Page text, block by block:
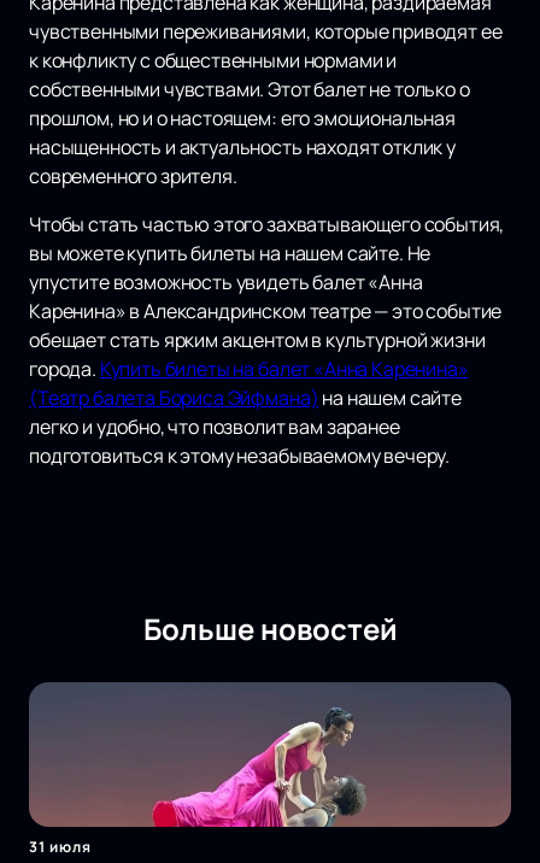
чувственными переживаниями, которые приводят ее
к конфликту с общественными нормами и
собственными чувствами. Этот балет не только о
прошлом, но и о настоящем: его эмоциональная
насыщенность и актуальность находят отклик у
современного зрителя.
Чтобы стать частью этого захватывающего события,
вы можете купить билеты на нашем сайте. Не
упустите возможность увидеть балет «Анна
Каренина» в Александринском театре — это событие
обещает стать ярким акцентом в культурной жизни
города. Купить билеты на балет «Анна Каренина»
(Театр балета Бориса Эйфмана) на нашем сайте
легко и удобно, что позволит вам заранее
подготовиться к этому незабываемому вечеру.
Больше новостей
31 июля